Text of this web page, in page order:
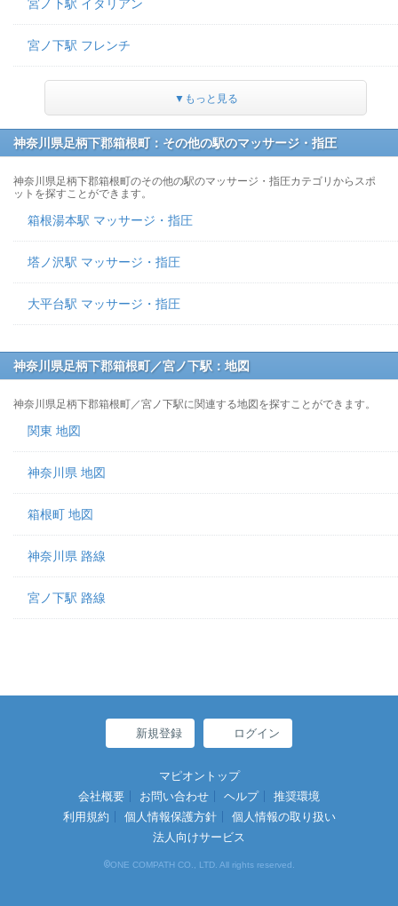
宮ノ下駅 イタリアン
宮ノ下駅 フレンチ
▼もっと見る
神奈川県足柄下郡箱根町：その他の駅のマッサージ・指圧
神奈川県足柄下郡箱根町のその他の駅のマッサージ・指圧カテゴリからスポ
ットを探すことができます。
箱根湯本駅 マッサージ・指圧
塔ノ沢駅 マッサージ・指圧
大平台駅 マッサージ・指圧
神奈川県足柄下郡箱根町／宮ノ下駅：地図
神奈川県足柄下郡箱根町／宮ノ下駅に関連する地図を探すことができます。
関東 地図
神奈川県 地図
箱根町 地図
神奈川県 路線
宮ノ下駅 路線
新規登録 ログイン
マピオントップ
会社概要
お問い合わせ ヘルプ
推奨環境
利用規約
個人情報保護方針
個人情報の取り扱い
法人向けサービス
©ONE COMPATH CO., LTD. All rights reserved.